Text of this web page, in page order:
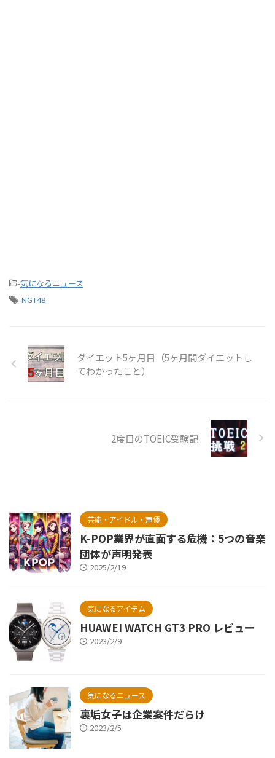
-気になるニュース
-NGT48
ダイエット5ヶ月目（5ヶ月間ダイエットし
てわかったこと）
2度目のTOEIC受験記
芸能・アイドル・声優
K-POP業界が直面する危機：5つの音楽
団体が声明発表
2025/2/19
気になるアイテム
HUAWEI WATCH GT3 PRO レビュー
2023/2/9
気になるニュース
裏垢女子は企業案件だらけ
2023/2/5